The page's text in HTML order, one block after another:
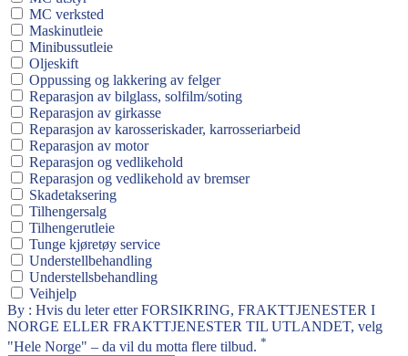
MC verksted
Maskinutleie
Minibussutleie
Oljeskift
Oppussing og lakkering av felger
Reparasjon av bilglass, solfilm/soting
Reparasjon av girkasse
Reparasjon av karosseriskader, karrosseriarbeid
Reparasjon av motor
Reparasjon og vedlikehold
Reparasjon og vedlikehold av bremser
Skadetaksering
Tilhengersalg
Tilhengerutleie
Tunge kjøretøy service
Understellbehandling
Understellsbehandling
Veihjelp
By : Hvis du leter etter FORSIKRING, FRAKTTJENESTER I
NORGE ELLER FRAKTTJENESTER TIL UTLANDET, velg
"Hele Norge" – da vil du motta flere tilbud. *